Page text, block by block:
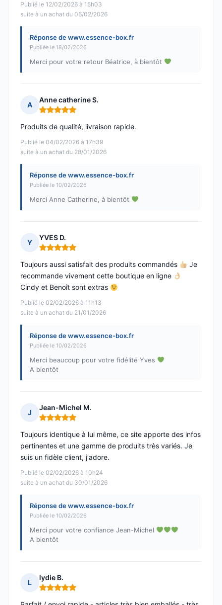
Publié le 12/02/2026 à 15h03
suite à un achat du 06/02/2026
Réponse de www.essence-box.fr
Publiée le 18/02/2026
Merci pour votre retour Béatrice, à bientôt
A
Anne catherine S.
Note : 5 sur 5
Publié le 04/02/2026 à 17h39
suite à un achat du 28/01/2026
Produits de qualité, livraison rapide.
Réponse de www.essence-box.fr
Publiée le 10/02/2026
Merci Anne Catherine, à bientôt
Y
YVES D.
Note : 5 sur 5
Publié le 02/02/2026 à 11h13
suite à un achat du 21/01/2026
Toujours aussi satisfait des produits commandés
Je
recommande vivement cette boutique en ligne
Cindy et Benoît sont extras
Réponse de www.essence-box.fr
Publiée le 10/02/2026
Merci beaucoup pour votre fidélité Yves
A bientôt
J
Jean-Michel M.
Note : 5 sur 5
Publié le 02/02/2026 à 10h24
suite à un achat du 30/01/2026
Toujours identique à lui même, ce site apporte des infos
pertinentes et une gamme de produits très variés. Je
suis un fidèle client, j'adore.
Réponse de www.essence-box.fr
Publiée le 10/02/2026
Merci pour votre confiance Jean-Michel
A bientôt
L
lydie B.
Note : 5 sur 5